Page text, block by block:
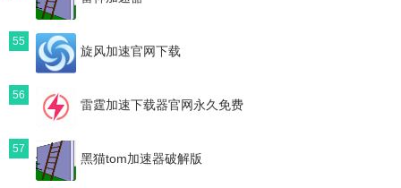
55
旋风加速官网下载
56
雷霆加速下载器官网永久免费
57
黑猫tom加速器破解版